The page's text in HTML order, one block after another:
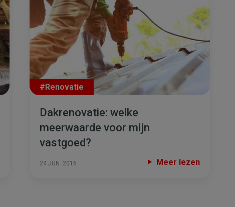
#Renovatie
Dakrenovatie: welke
meerwaarde voor mijn
vastgoed?
24 JUN. 2016 Meer lezen